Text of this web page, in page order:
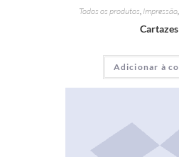
Todos os produtos Impressão,
Cartazes
Adicionar à